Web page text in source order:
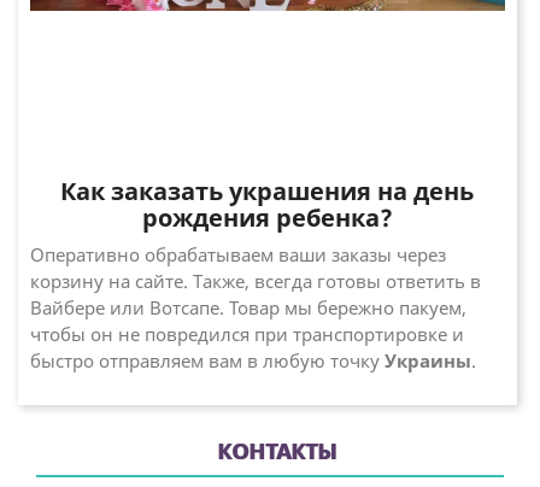
Как заказать украшения на день
рождения ребенка?
Оперативно обрабатываем ваши заказы через
корзину на сайте. Также, всегда готовы ответить в
Вайбере или Вотсапе. Товар мы бережно пакуем,
чтобы он не повредился при транспортировке и
быстро отправляем вам в любую точку Украины.
КОНТАКТЫ